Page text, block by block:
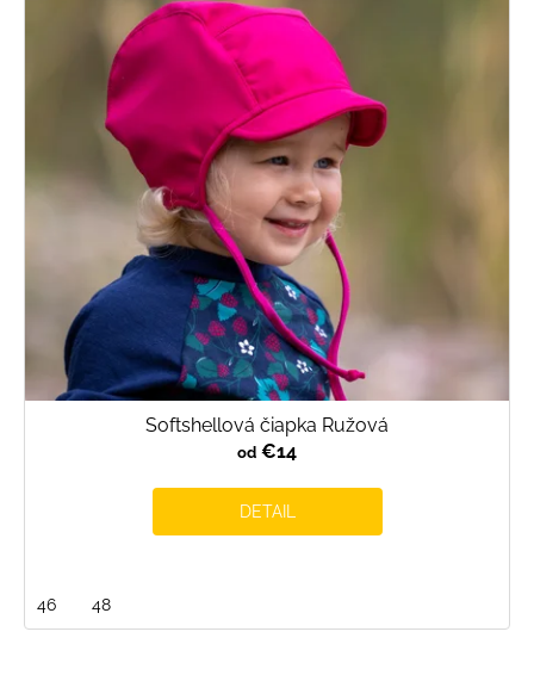
d
Softshellová čiapka Ružová
od €14
DETAIL
46 48